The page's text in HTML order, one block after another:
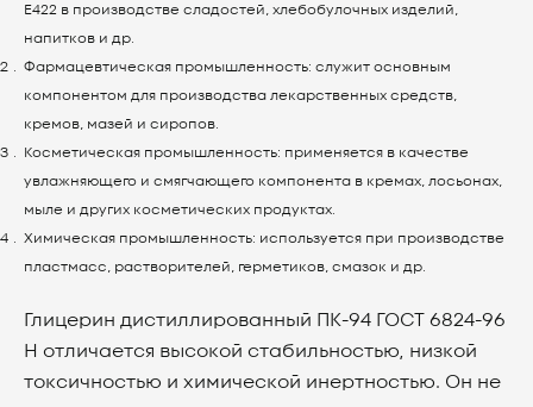
Е422 в производстве сладостей, хлебобулочных изделий,
напитков и др.
Фармацевтическая промышленность: служит основным
компонентом для производства лекарственных средств,
кремов, мазей и сиропов.
Косметическая промышленность: применяется в качестве
увлажняющего и смягчающего компонента в кремах, лосьонах,
мыле и других косметических продуктах.
Химическая промышленность: используется при производстве
пластмасс, растворителей, герметиков, смазок и др.
Глицерин дистиллированный ПК-94 ГОСТ 6824-96
Н отличается высокой стабильностью, низкой
токсичностью и химической инертностью. Он не